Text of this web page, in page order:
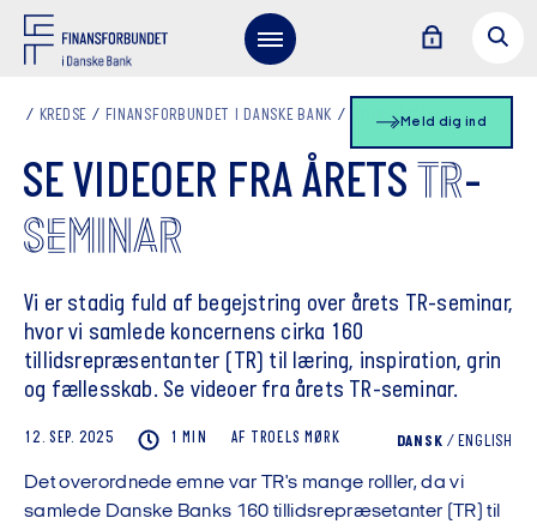
Meld dig ind
KREDSE FINANSFORBUNDET I DANSKE BANK NYHEDSLISTE
SE VIDEOER FRA ÅRETS TR-
SEMINAR
Vi er stadig fuld af begejstring over årets TR-seminar,
hvor vi samlede koncernens cirka 160
tillidsrepræsentanter (TR) til læring, inspiration, grin
og fællesskab. Se videoer fra årets TR-seminar.
12. SEP. 2025 1 MIN AF TROELS MØRK DANSK / ENGLISH
Det overordnede emne var TR's mange rolller, da vi
samlede Danske Banks 160 tillidsrepræsetanter (TR) til